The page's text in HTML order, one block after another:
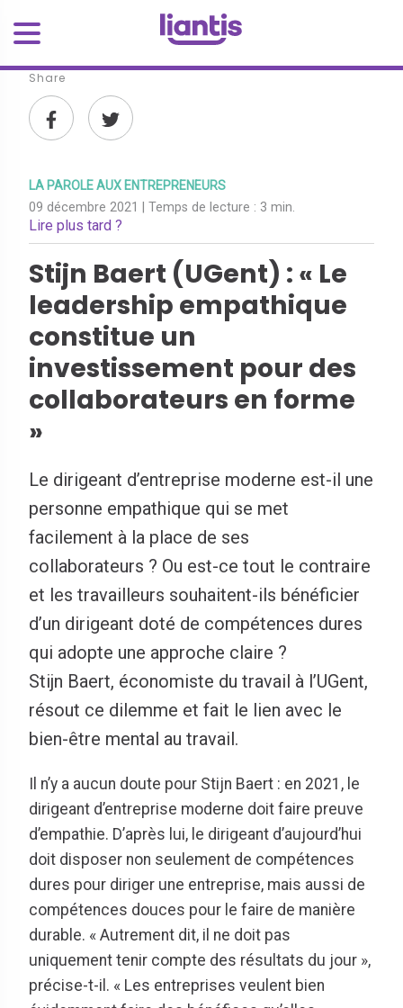
Share
LA PAROLE AUX ENTREPRENEURS
09 décembre 2021 | Temps de lecture : 3 min.
Lire plus tard ?
Stijn Baert (UGent) : « Le
leadership empathique
constitue un
investissement pour des
collaborateurs en forme
»
Le dirigeant d’entreprise moderne est-il une
personne empathique qui se met
facilement à la place de ses
collaborateurs ? Ou est-ce tout le contraire
et les travailleurs souhaitent-ils bénéficier
d’un dirigeant doté de compétences dures
qui adopte une approche claire ?
Stijn Baert, économiste du travail à l’UGent,
résout ce dilemme et fait le lien avec le
bien-être mental au travail.
Il n’y a aucun doute pour Stijn Baert : en 2021, le
dirigeant d’entreprise moderne doit faire preuve
d’empathie. D’après lui, le dirigeant d’aujourd’hui
doit disposer non seulement de compétences
dures pour diriger une entreprise, mais aussi de
compétences douces pour le faire de manière
durable. « Autrement dit, il ne doit pas
uniquement tenir compte des résultats du jour »,
précise-t-il. « Les entreprises veulent bien